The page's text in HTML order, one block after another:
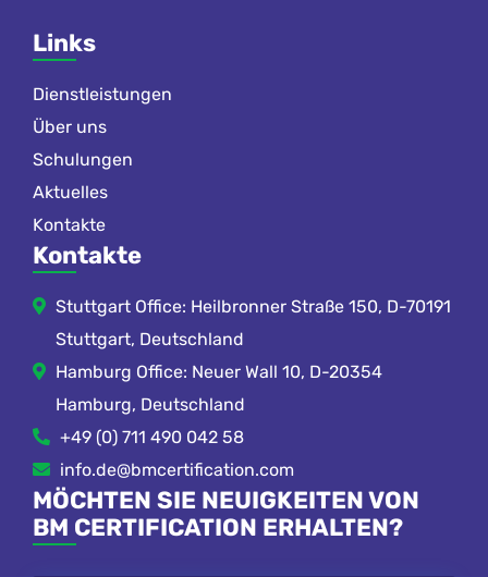
Links
Dienstleistungen
Über uns
Schulungen
Aktuelles
Kontakte
Kontakte
Stuttgart Office: Heilbronner Straße 150, D-70191
Stuttgart, Deutschland
Hamburg Office: Neuer Wall 10, D-20354
Hamburg, Deutschland
+49 (0) 711 490 042 58
info.de@bmcertification.com
MÖCHTEN SIE NEUIGKEITEN VON
BM CERTIFICATION ERHALTEN?